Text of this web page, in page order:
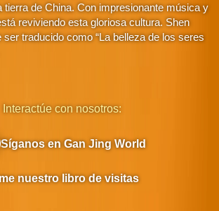
tierra de China. Con impresionante música y
reviviendo esta gloriosa cultura. Shen
ser traducido como “La belleza de los seres
Interactúe con nosotros:
Síganos en Gan Jing World
nuestro libro de visitas